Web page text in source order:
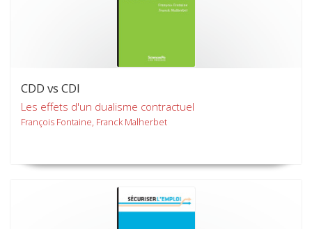
CDD vs CDI
Les effets d'un dualisme contractuel
François Fontaine, Franck Malherbet